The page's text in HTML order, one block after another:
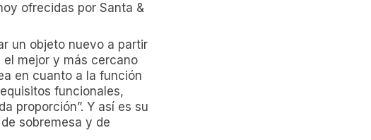
ofrecidas por Santa &
un objeto nuevo a partir
mejor y más cercano
en cuanto a la función
funcionales,
proporción”. Y así es su
sobremesa y de